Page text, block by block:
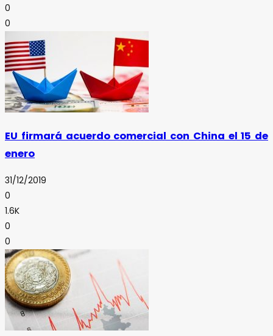
0
0
EU firmará acuerdo comercial con China el 15 de
enero
31/12/2019
0
1.6K
0
0